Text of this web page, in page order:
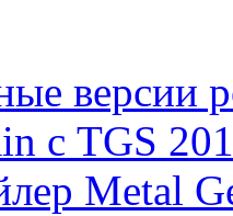
версии
с TGS
Metal